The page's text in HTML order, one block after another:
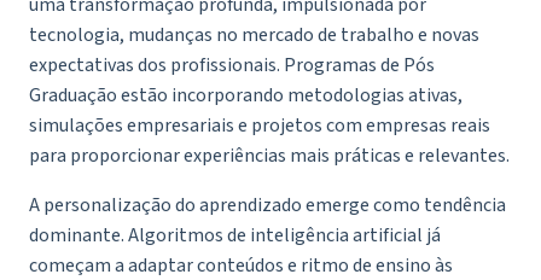
tecnologia, mudanças no mercado de trabalho e novas
expectativas dos profissionais. Programas de Pós
Graduação estão incorporando metodologias ativas,
simulações empresariais e projetos com empresas reais
para proporcionar experiências mais práticas e relevantes.
A personalização do aprendizado emerge como tendência
dominante. Algoritmos de inteligência artificial já
começam a adaptar conteúdos e ritmo de ensino às